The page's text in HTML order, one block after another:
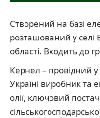
Створений на базі
розташований у селі
області. Входить до
Кернел – провідний у
Україні виробник та
олії, ключовий